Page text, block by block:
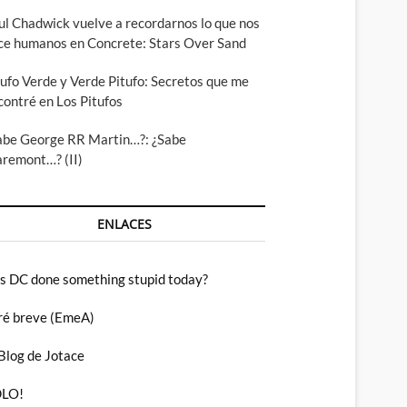
Chadwick vuelve a recordarnos lo que nos
humanos en Concrete: Stars Over Sand
Verde y Verde Pitufo: Secretos que me
en Los Pitufos
George RR Martin…?: ¿Sabe
(II)
ENLACES
DC done something stupid today?
breve (EmeA)
de Jotace